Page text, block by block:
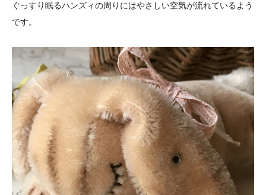
ぐっすり眠るハンズィの周りにはやさしい空気が流れているよう
です。